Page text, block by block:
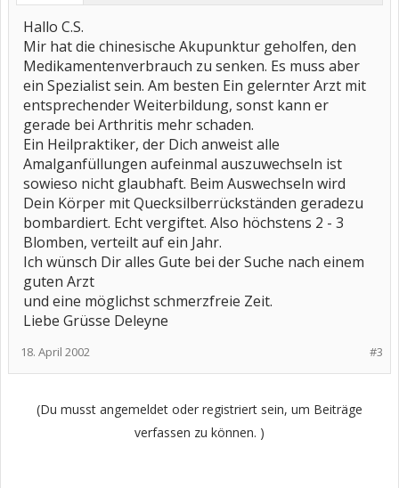
Hallo C.S.
Mir hat die chinesische Akupunktur geholfen, den
Medikamentenverbrauch zu senken. Es muss aber
ein Spezialist sein. Am besten Ein gelernter Arzt mit
entsprechender Weiterbildung, sonst kann er
gerade bei Arthritis mehr schaden.
Ein Heilpraktiker, der Dich anweist alle
Amalganfüllungen aufeinmal auszuwechseln ist
sowieso nicht glaubhaft. Beim Auswechseln wird
Dein Körper mit Quecksilberrückständen geradezu
bombardiert. Echt vergiftet. Also höchstens 2 - 3
Blomben, verteilt auf ein Jahr.
Ich wünsch Dir alles Gute bei der Suche nach einem
guten Arzt
und eine möglichst schmerzfreie Zeit.
Liebe Grüsse Deleyne
#3
18. April 2002
(Du musst angemeldet oder registriert sein, um Beiträge
verfassen zu können. )